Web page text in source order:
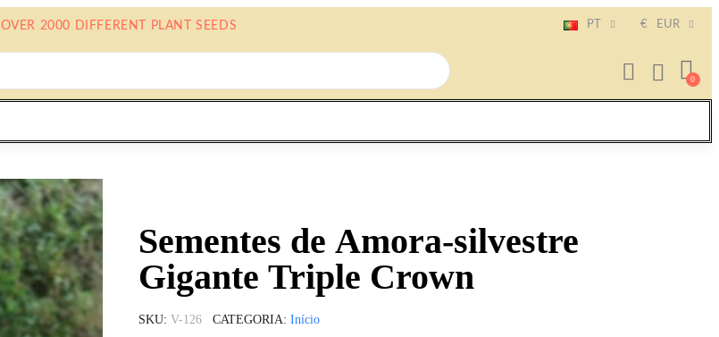
OVER 2000 DIFFERENT PLANT SEEDS PT € EUR
Sementes de Amora-silvestre
Gigante Triple Crown
SKU V-126 CATEGORIA Início